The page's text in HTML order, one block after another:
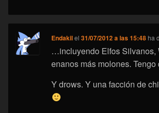
Endakilel31/07/2012 a las 15:48 ha
…incluyendo Elfos Silvanos,
enanos más molones.
Y drows. Y una facción de